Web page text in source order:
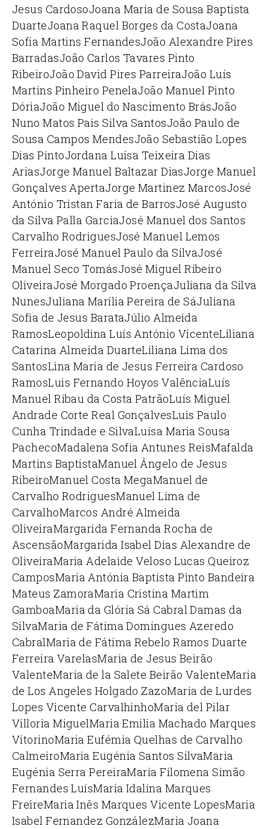
Jesus CardosoJoana Maria de Sousa Baptista
DuarteJoana Raquel Borges da CostaJoana
Sofia Martins FernandesJoão Alexandre Pires
BarradasJoão Carlos Tavares Pinto
RibeiroJoão David Pires ParreiraJoão Luís
Martins Pinheiro PenelaJoão Manuel Pinto
DóriaJoão Miguel do Nascimento BrásJoão
Nuno Matos Pais Silva SantosJoão Paulo de
Sousa Campos MendesJoão Sebastião Lopes
Dias PintoJordana Luísa Teixeira Dias
AriasJorge Manuel Baltazar DiasJorge Manuel
Gonçalves ApertaJorge Martinez MarcosJosé
António Tristan Faria de BarrosJosé Augusto
da Silva Palla GarciaJosé Manuel dos Santos
Carvalho RodriguesJosé Manuel Lemos
FerreiraJosé Manuel Paulo da SilvaJosé
Manuel Seco TomásJosé Miguel Ribeiro
OliveiraJosé Morgado ProençaJuliana da Silva
NunesJuliana Marília Pereira de SáJuliana
Sofia de Jesus BarataJúlio Almeida
RamosLeopoldina Luís António VicenteLiliana
Catarina Almeida DuarteLiliana Lima dos
SantosLina Maria de Jesus Ferreira Cardoso
RamosLuis Fernando Hoyos ValênciaLuís
Manuel Ribau da Costa PatrãoLuís Miguel
Andrade Corte Real GonçalvesLuis Paulo
Cunha Trindade e SilvaLuísa Maria Sousa
PachecoMadalena Sofia Antunes ReisMafalda
Martins BaptistaManuel Ângelo de Jesus
RibeiroManuel Costa MegaManuel de
Carvalho RodriguesManuel Lima de
CarvalhoMarcos André Almeida
OliveiraMargarida Fernanda Rocha de
AscensãoMargarida Isabel Dias Alexandre de
OliveiraMaria Adelaide Veloso Lucas Queiroz
CamposMaria Antónia Baptista Pinto Bandeira
Mateus ZamoraMaria Cristina Martim
GamboaMaria da Glória Sá Cabral Damas da
SilvaMaria de Fátima Domingues Azeredo
CabralMaria de Fátima Rebelo Ramos Duarte
Ferreira VarelasMaria de Jesus Beirão
ValenteMaria de la Salete Beirão ValenteMaria
de Los Angeles Holgado ZazoMaria de Lurdes
Lopes Vicente CarvalhinhoMaria del Pilar
Villoria MiguelMaria Emilia Machado Marques
VitorinoMaria Eufémia Quelhas de Carvalho
CalmeiroMaria Eugénia Santos SilvaMaria
Eugénia Serra PereiraMaria Filomena Simão
Fernandes LuísMaria Idalina Marques
FreireMaria Inês Marques Vicente LopesMaria
Isabel Fernandez GonzálezMaria Joana